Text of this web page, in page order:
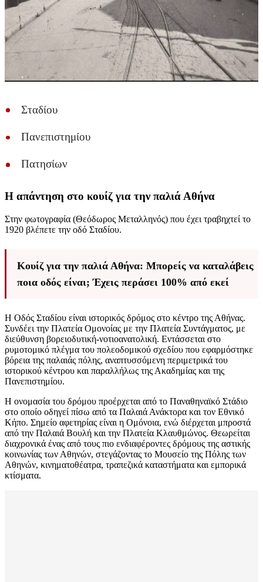
Σταδίου
Πανεπιστημίου
Πατησίων
Η απάντηση στο κουίζ για την παλιά Αθήνα
Στην φωτογραφία (Θεόδωρος Μεταλληνός) που έχει τραβηχτεί το
1920 βλέπετε την οδό Σταδίου.
Κουίζ για την παλιά Αθήνα: Μπορείς να καταλάβεις
ποια οδός είναι; Έχεις περάσει 100% από εκεί
Η Οδός Σταδίου είναι ιστορικός δρόμος στο κέντρο της Αθήνας.
Συνδέει την Πλατεία Ομονοίας με την Πλατεία Συντάγματος, με
διεύθυνση βορειοδυτική-νοτιοανατολική. Εντάσσεται στο
ρυμοτομικό πλέγμα του πολεοδομικού σχεδίου που εφαρμόστηκε
βόρεια της παλαιάς πόλης, αναπτυσσόμενη περιμετρικά του
ιστορικού κέντρου και παραλλήλως της Ακαδημίας και της
Πανεπιστημίου.
Η ονομασία του δρόμου προέρχεται από το Παναθηναϊκό Στάδιο
στο οποίο οδηγεί πίσω από τα Παλαιά Ανάκτορα και τον Εθνικό
Κήπο. Σημείο αφετηρίας είναι η Ομόνοια, ενώ διέρχεται μπροστά
από την Παλαιά Βουλή και την Πλατεία Κλαυθμώνος. Θεωρείται
διαχρονικά ένας από τους πιο ενδιαφέροντες δρόμους της αστικής
κοινωνίας των Αθηνών, στεγάζοντας το Μουσείο της Πόλης των
Αθηνών, κινηματοθέατρα, τραπεζικά καταστήματα και εμπορικά
κτίσματα.